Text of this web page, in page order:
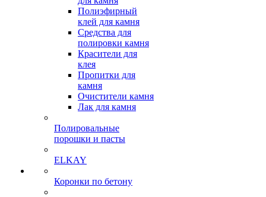
Полиэфирный
клей для камня
Средства для
полировки камня
Красители для
клея
Пропитки для
камня
Очистители камня
Лак для камня
Полировальные
порошки и пасты
ELKAY
Коронки по бетону